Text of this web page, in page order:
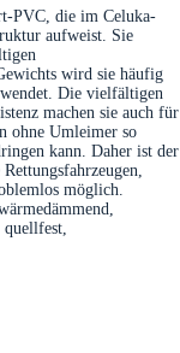
PVC, die im Celuka-
aufweist. Sie
wird sie häufig
Die vielfältigen
machen sie auch für
ohne Umleimer so
kann. Daher ist der
möglich.